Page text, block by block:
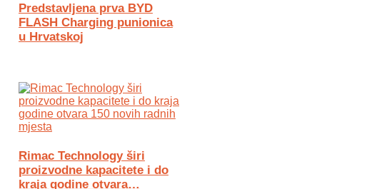
Predstavljena prva BYD
FLASH Charging punionica
u Hrvatskoj
Rimac Technology širi
proizvodne kapacitete i do
kraja godine otvara…